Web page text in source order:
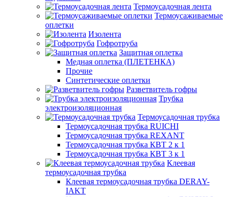
Термоусадочная лента
Термоусаживаемые
оплетки
Изолента
Гофротруба
Защитная оплетка
Медная оплетка (ПЛЕТЕНКА)
Прочие
Синтетические оплетки
Разветвитель гофры
Трубка
электроизоляционная
Термоусадочная трубка
Термоусадочная трубка RUICHI
Термоусадочная трубка REXANT
Термоусадочная трубка КВТ 2 к 1
Термоусадочная трубка КВТ 3 к 1
Клеевая
термоусадочная трубка
Клеевая термоусадочная трубка DERAY-
IAKT